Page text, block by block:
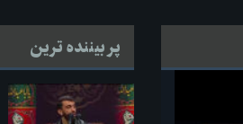
پر بیننده ترین